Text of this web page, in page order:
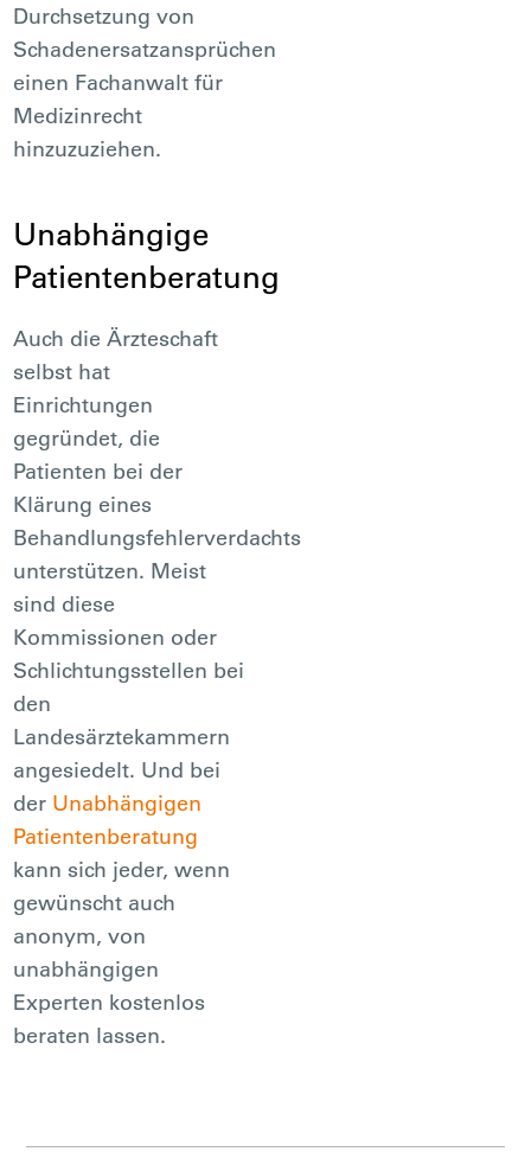
Durchsetzung von
Schadenersatzansprüchen
einen Fachanwalt für
Medizinrecht
hinzuzuziehen.
Unabhängige
Patientenberatung
Auch die Ärzteschaft
selbst hat
Einrichtungen
gegründet, die
Patienten bei der
Klärung eines
Behandlungsfehlerverdachts
unterstützen. Meist
sind diese
Kommissionen oder
Schlichtungsstellen bei
den
Landesärztekammern
angesiedelt. Und bei
der Unabhängigen
Patientenberatung
kann sich jeder, wenn
gewünscht auch
anonym, von
unabhängigen
Experten kostenlos
beraten lassen.